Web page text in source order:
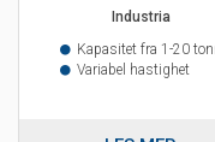
Industria
Kapasitet fra 1-20
Variabel hastighet